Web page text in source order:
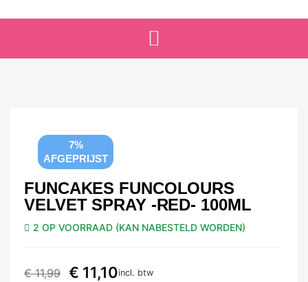
7%
AFGEPRIJST
FUNCAKES FUNCOLOURS
VELVET SPRAY -RED- 100ML
2 OP VOORRAAD (KAN NABESTELD WORDEN)
€11,99 € 11,10incl. btw